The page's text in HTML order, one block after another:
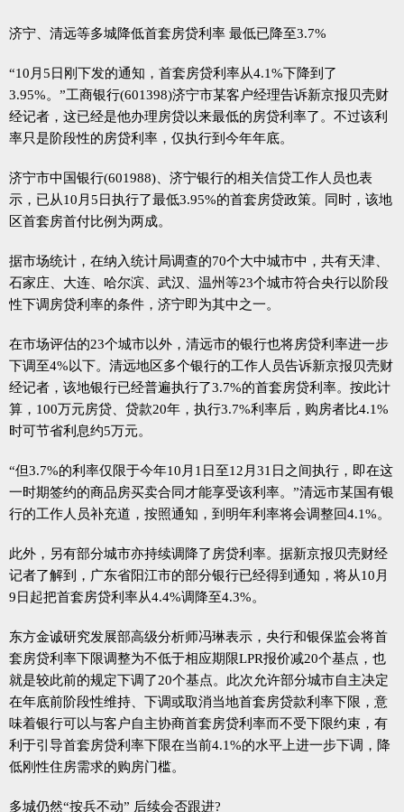
济宁、清远等多城降低首套房贷利率 最低已降至3.7%
“10月5日刚下发的通知，首套房贷利率从4.1%下降到了
3.95%。”工商银行(601398)济宁市某客户经理告诉新京报贝壳财
经记者，这已经是他办理房贷以来最低的房贷利率了。不过该利
率只是阶段性的房贷利率，仅执行到今年年底。
济宁市中国银行(601988)、济宁银行的相关信贷工作人员也表
示，已从10月5日执行了最低3.95%的首套房贷政策。同时，该地
区首套房首付比例为两成。
据市场统计，在纳入统计局调查的70个大中城市中，共有天津、
石家庄、大连、哈尔滨、武汉、温州等23个城市符合央行以阶段
性下调房贷利率的条件，济宁即为其中之一。
在市场评估的23个城市以外，清远市的银行也将房贷利率进一步
下调至4%以下。清远地区多个银行的工作人员告诉新京报贝壳财
经记者，该地银行已经普遍执行了3.7%的首套房贷利率。按此计
算，100万元房贷、贷款20年，执行3.7%利率后，购房者比4.1%
时可节省利息约5万元。
“但3.7%的利率仅限于今年10月1日至12月31日之间执行，即在这
一时期签约的商品房买卖合同才能享受该利率。”清远市某国有银
行的工作人员补充道，按照通知，到明年利率将会调整回4.1%。
此外，另有部分城市亦持续调降了房贷利率。据新京报贝壳财经
记者了解到，广东省阳江市的部分银行已经得到通知，将从10月
9日起把首套房贷利率从4.4%调降至4.3%。
东方金诚研究发展部高级分析师冯琳表示，央行和银保监会将首
套房贷利率下限调整为不低于相应期限LPR报价减20个基点，也
就是较此前的规定下调了20个基点。此次允许部分城市自主决定
在年底前阶段性维持、下调或取消当地首套房贷款利率下限，意
味着银行可以与客户自主协商首套房贷利率而不受下限约束，有
利于引导首套房贷利率下限在当前4.1%的水平上进一步下调，降
低刚性住房需求的购房门槛。
多城仍然“按兵不动” 后续会否跟进?